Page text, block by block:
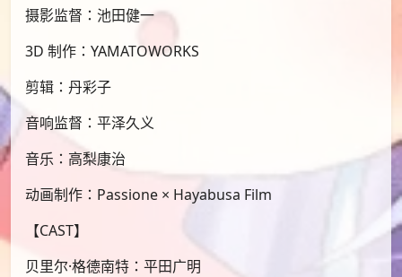
摄影监督：池田健一
3D 制作：YAMATOWORKS
剪辑：丹彩子
音响监督：平泽久义
音乐：高梨康治
动画制作：Passione × Hayabusa Film
【CAST】
贝里尔·格德南特：平田广明